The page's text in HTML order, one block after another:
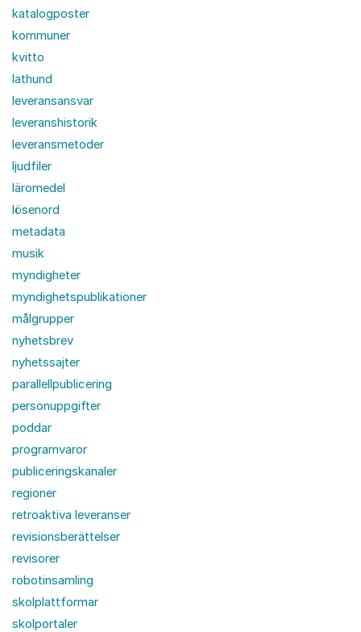
katalogposter
kommuner
kvitto
lathund
leveransansvar
leveranshistorik
leveransmetoder
ljudfiler
läromedel
lösenord
metadata
musik
myndigheter
myndighetspublikationer
målgrupper
nyhetsbrev
nyhetssajter
parallellpublicering
personuppgifter
poddar
programvaror
publiceringskanaler
regioner
retroaktiva leveranser
revisionsberättelser
revisorer
robotinsamling
skolplattformar
skolportaler